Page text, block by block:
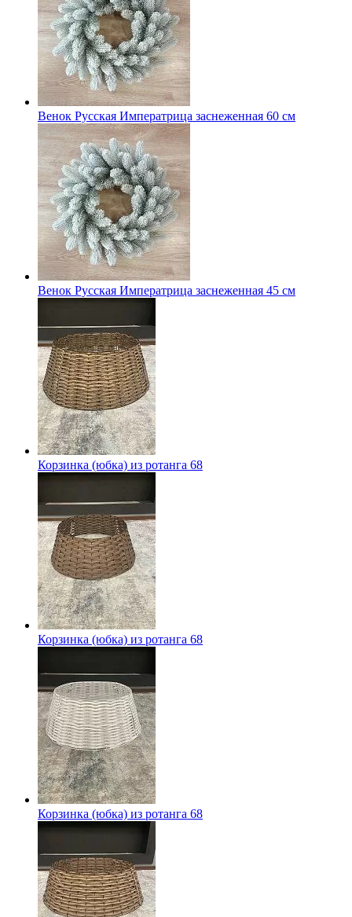
Венок Русская Императрица заснеженная 60 см
Венок Русская Императрица заснеженная 45 см
Корзинка (юбка) из ротанга 68
Корзинка (юбка) из ротанга 68
Корзинка (юбка) из ротанга 68